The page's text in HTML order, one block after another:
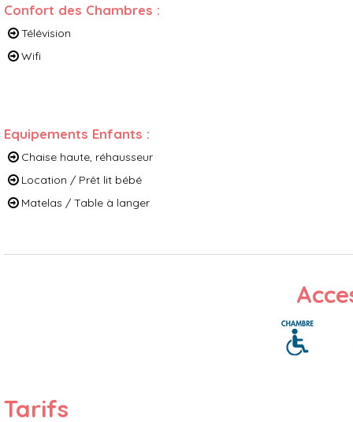
Confort des Chambres :
Télévision
Wifi
Equipements Enfants :
Chaise haute, réhausseur
Location / Prêt lit bébé
Matelas / Table à langer
Tarifs